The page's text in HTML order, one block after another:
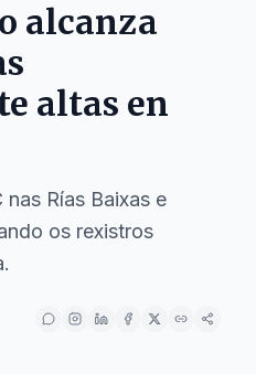
alcanza
altas en
nas Rías Baixas e
os rexistros